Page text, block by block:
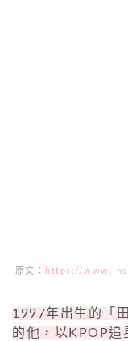
原文：
https://
1997年出生的「
的他，以KPOP追